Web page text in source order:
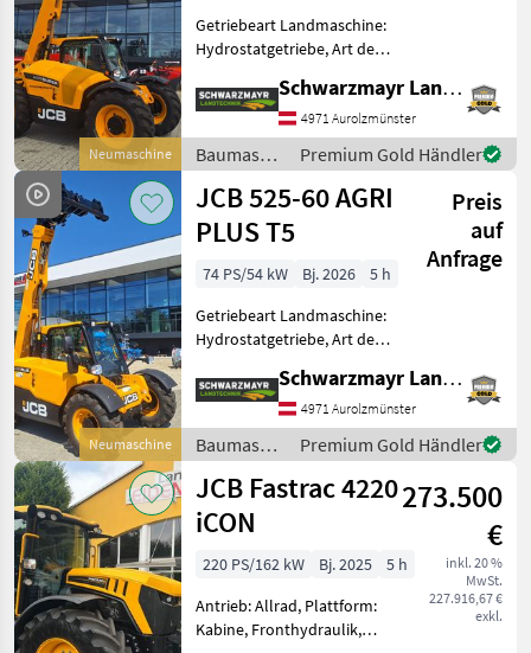
Neumaschine
Getriebeart Landmaschine:
Hydrostatgetriebe, Art der
Diesel,
Höchstgeschwindigkeit in
km/h: 40 km/h, Abgasstufe:
-/Stage V,
Anhängevorrichtung
Schwarzmayr Landtechnik GmbH - Aurolzmünster
4971 Aurolzmünster
Baumaschinen
/ JCB
Premium Gold Händler
Neumaschine
JCB 525-60 AGRI
PLUS T5
Preis
auf
Anfrage
74 PS/54 kW Bj. 2026
5 h
Getriebeart Landmaschine:
Hydrostatgetriebe, Art der
Diesel,
Höchstgeschwindigkeit in
km/h: 30 km/h, Abgasstufe:
-/Stage V,
Anhängevorrichtung
Schwarzmayr Landtechnik GmbH - Aurolzmünster
4971 Aurolzmünster
Baumaschinen
/ JCB
Premium Gold Händler
JCB Fastrac 4220
iCON
273.500
€
inkl. 20 %
MwSt.
227.916,67 €
exkl.
220 PS/162 kW Bj. 2025
5 h
Antrieb: Allrad, Plattform:
Kabine, Fronthydraulik,